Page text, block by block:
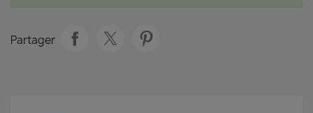
Partager